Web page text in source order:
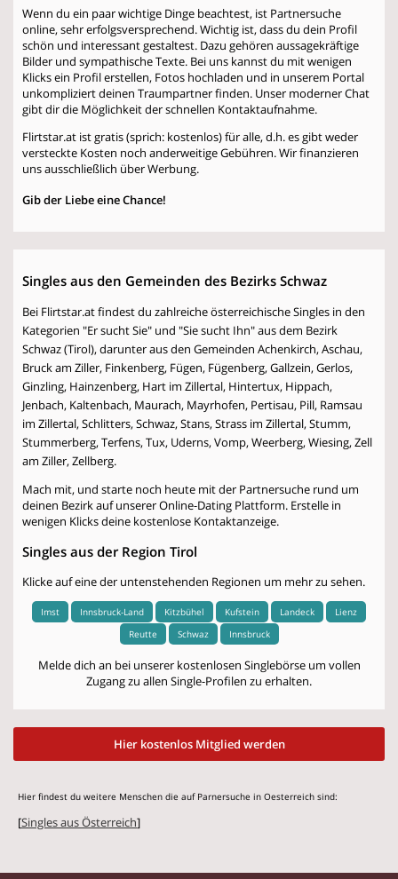
Wenn du ein paar wichtige Dinge beachtest, ist Partnersuche
online, sehr erfolgsversprechend. Wichtig ist, dass du dein Profil
schön und interessant gestaltest. Dazu gehören aussagekräftige
Bilder und sympathische Texte. Bei uns kannst du mit wenigen
Klicks ein Profil erstellen, Fotos hochladen und in unserem Portal
unkompliziert deinen Traumpartner finden. Unser moderner Chat
gibt dir die Möglichkeit der schnellen Kontaktaufnahme.
Flirtstar.at ist gratis (sprich: kostenlos) für alle, d.h. es gibt weder
versteckte Kosten noch anderweitige Gebühren. Wir finanzieren
uns ausschließlich über Werbung.
Gib der Liebe eine Chance!
Singles aus den Gemeinden des Bezirks Schwaz
Bei Flirtstar.at findest du zahlreiche österreichische Singles in den
Kategorien "Er sucht Sie" und "Sie sucht Ihn" aus dem Bezirk
Schwaz (Tirol), darunter aus den Gemeinden Achenkirch, Aschau,
Bruck am Ziller, Finkenberg, Fügen, Fügenberg, Gallzein, Gerlos,
Ginzling, Hainzenberg, Hart im Zillertal, Hintertux, Hippach,
Jenbach, Kaltenbach, Maurach, Mayrhofen, Pertisau, Pill, Ramsau
im Zillertal, Schlitters, Schwaz, Stans, Strass im Zillertal, Stumm,
Stummerberg, Terfens, Tux, Uderns, Vomp, Weerberg, Wiesing, Zell
am Ziller, Zellberg.
Mach mit, und starte noch heute mit der Partnersuche rund um
deinen Bezirk auf unserer Online-Dating Plattform. Erstelle in
wenigen Klicks deine kostenlose Kontaktanzeige.
Singles aus der Region Tirol
Klicke auf eine der untenstehenden Regionen um mehr zu sehen.
Imst Innsbruck-Land Kitzbühel Kufstein Landeck
Lienz
Reutte
Schwaz Innsbruck
Melde dich an bei unserer kostenlosen Singlebörse um vollen
Zugang zu allen Single-Profilen zu erhalten.
Hier kostenlos Mitglied werden
Hier findest du weitere Menschen die auf Parnersuche in Oesterreich sind:
[Singles aus Österreich]